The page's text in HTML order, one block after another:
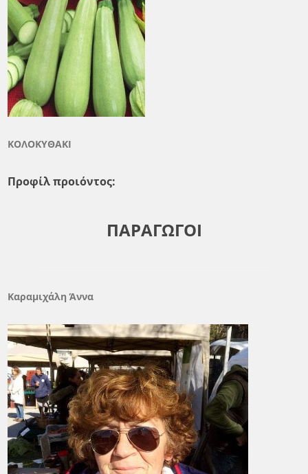
ΚΟΛΟΚΥΘΑΚΙ
Προφίλ προιόντος:
ΠΑΡΑΓΩΓΟΙ
Καραμιχάλη Άννα